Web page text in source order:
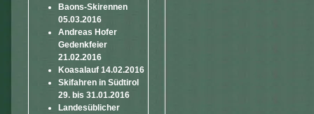
Baons-Skirennen
05.03.2016
Andreas Hofer
Gedenkfeier
21.02.2016
Koasalauf 14.02.2016
Skifahren in Südtirol
29. bis 31.01.2016
Landesüblicher